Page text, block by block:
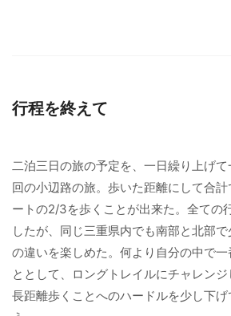
行程を終えて
二泊三日の旅の予定を、一日繰り上げ
回の小辺路の旅。歩いた距離にして合
ートの2/3を歩くことが出来た。全ての
したが、同じ三重県内でも南部と北部
の違いを楽しめた。何より自分の中で一
ととして、ロングトレイルにチャレン
長距離歩くことへのハードルを少し下